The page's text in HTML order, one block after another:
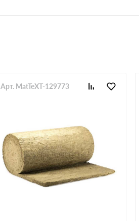
Арт. MatTeXT-129773